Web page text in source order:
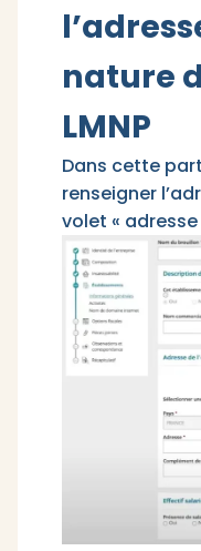
nature
LMNP
Dans cette
renseigner
volet «